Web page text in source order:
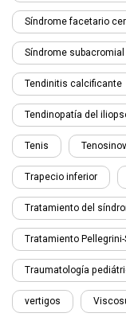
Síndrome facetario
Síndrome subacromial
Tendinitis calcificante
Tendinopatía del
Tenis
Trapecio inferior
Tratamiento del
Tratamiento Pellegrini-
Traumatología
vertigos